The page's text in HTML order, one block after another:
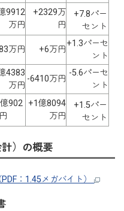
9912
万円
+2329万
円
+7.8パー
セント
万円 +6万円
+1.3パーセ
ント
4383
万円
-6410万円
-5.6パーセ
ント
902 +1億8094
万円
+1.5パー
セント
）の概要
：1.45メガバイト）